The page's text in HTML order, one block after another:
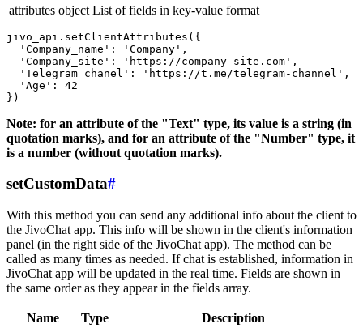
attributes object List of fields in key-value format
jivo_api.setClientAttributes({
  'Company_name': 'Company',
  'Company_site': 'https://company-site.com',
  'Telegram_chanel': 'https://t.me/telegram-channel',
  'Age': 42
Note: for an attribute of the "Text" type, its value is a string (in
quotation marks), and for an attribute of the "Number" type, it
is a number (without quotation marks).
setCustomData#
With this method you can send any additional info about the client to
the JivoChat app. This info will be shown in the client's information
panel (in the right side of the JivoChat app). The method can be
called as many times as needed. If chat is established, information in
JivoChat app will be updated in the real time. Fields are shown in
the same order as they appear in the fields array.
Name Type
Description